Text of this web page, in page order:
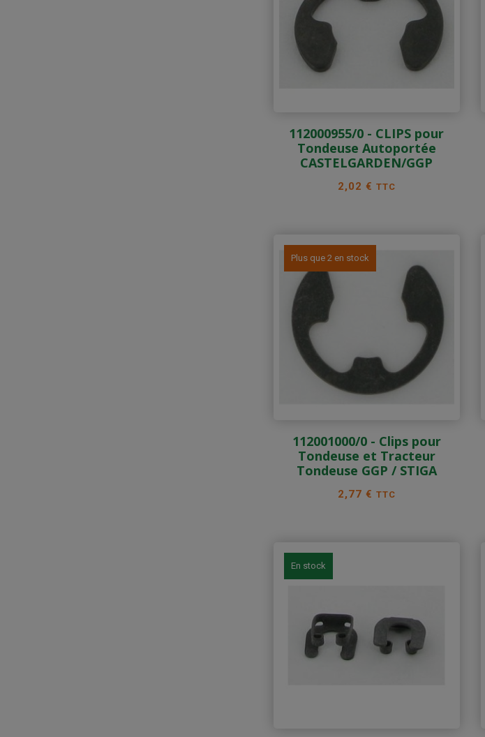
112000955/0 - CLIPS pour
Tondeuse Autoportée
CASTELGARDEN/GGP
Prix
2,02 € TTC
Plus que 2 en stock
112001000/0 - Clips pour
Tondeuse et Tracteur
Tondeuse GGP / STIGA
Prix
2,77 € TTC
En stock